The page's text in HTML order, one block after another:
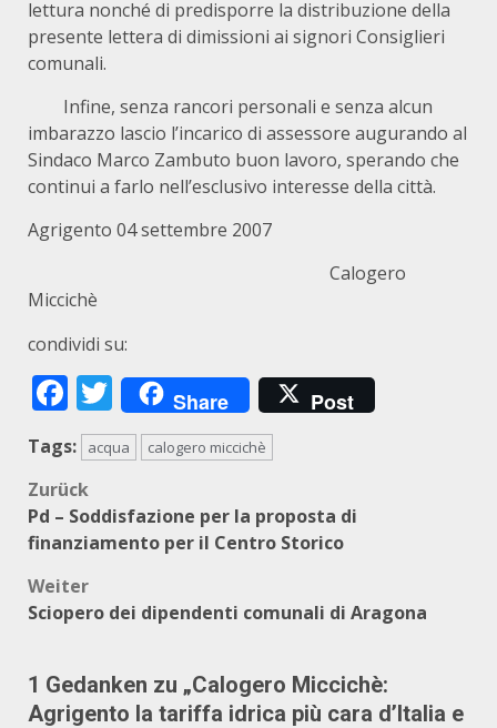
lettura nonché di predisporre la distribuzione della
presente lettera di dimissioni ai signori Consiglieri
comunali.
Infine, senza rancori personali e senza alcun
imbarazzo lascio l’incarico di assessore augurando al
Sindaco Marco Zambuto buon lavoro, sperando che
continui a farlo nell’esclusivo interesse della città.
Agrigento 04 settembre 2007
Calogero
Miccichè
condividi su:
Facebook
Twitter
Share Post
Tags: acqua calogero miccichè
Beitragsnavigation
Zurück
Pd – Soddisfazione per la proposta di
finanziamento per il Centro Storico
Weiter
Sciopero dei dipendenti comunali di Aragona
1 Gedanken zu „Calogero Miccichè:
Agrigento la tariffa idrica più cara d’Italia e